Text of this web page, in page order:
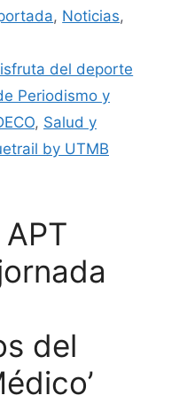
, Noticias,
del deporte
Periodismo y
, Salud y
by UTMB
del